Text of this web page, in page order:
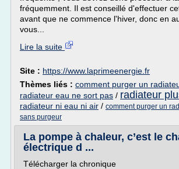
fréquemment. Il est conseillé d'effectuer
avant que ne commence l'hiver, donc en
vous...
Lire la suite
Site : https://www.laprimeenergie.fr
Thèmes liés : comment purger un
radiateur eau ne sort pas / radiateur
radiateur ni eau ni air / comment purger un
sans purgeur
La pompe à chaleur, c’est le
électrique d ...
Télécharger la chronique